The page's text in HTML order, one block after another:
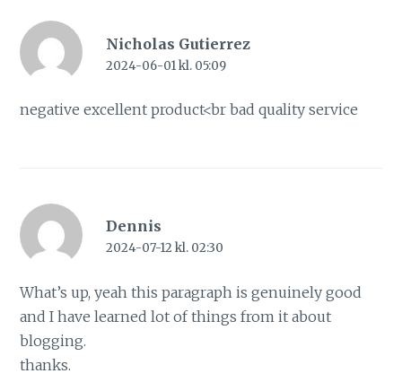
Nicholas Gutierrez
2024-06-01 kl. 05:09
negative excellent product<brbad quality service
Dennis
2024-07-12 kl. 02:30
What’s up, yeah this paragraph is genuinely good
and I have learned lot of things from it about
blogging.
thanks.